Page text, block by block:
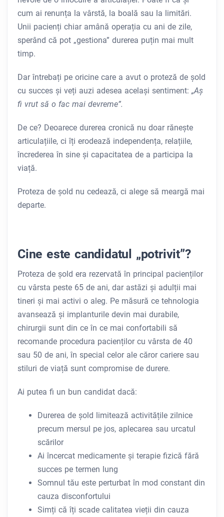
cum ai renunța la vârstă, la boală sau la limitări.
Unii pacienți chiar amână operația cu ani de zile,
sperând că pot „gestiona” durerea puțin mai mult
timp.
Dar întrebați pe oricine care a avut o proteză de șold
cu succes și veți auzi adesea același sentiment: „Aș
fi vrut să o fac mai devreme”.
De ce? Deoarece durerea cronică nu doar rănește
articulațiile, ci îți erodează independența, relațiile,
încrederea în sine și capacitatea de a participa la
viață.
Proteza de șold nu cedează, ci alege să meargă mai
departe.
Cine este candidatul „potrivit”?
Proteza de șold era rezervată în principal pacienților
cu vârsta peste 65 de ani, dar astăzi și adulții mai
tineri și mai activi o aleg. Pe măsură ce tehnologia
avansează și implanturile devin mai durabile,
chirurgii sunt din ce în ce mai confortabili să
recomande procedura pacienților cu vârsta de 40
sau 50 de ani, în special celor ale căror cariere sau
stiluri de viață sunt compromise de durere.
Ai putea fi un bun candidat dacă:
Durerea de șold limitează activitățile zilnice
precum mersul pe jos, aplecarea sau urcatul
scărilor
Ai încercat medicamente și terapie fizică fără
succes pe termen lung
Somnul tău este perturbat în mod constant din
cauza disconfortului
Simți că îți scade calitatea vieții din cauza